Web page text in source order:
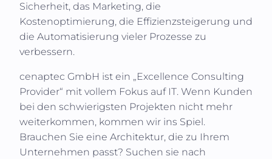
Sicherheit, das Marketing, die
Kostenoptimierung, die Effizienzsteigerung und
die Automatisierung vieler Prozesse zu
verbessern.
cenaptec GmbH ist ein „Excellence Consulting
Provider“ mit vollem Fokus auf IT. Wenn Kunden
bei den schwierigsten Projekten nicht mehr
weiterkommen, kommen wir ins Spiel.
Brauchen Sie eine Architektur, die zu Ihrem
Unternehmen passt? Suchen sie nach